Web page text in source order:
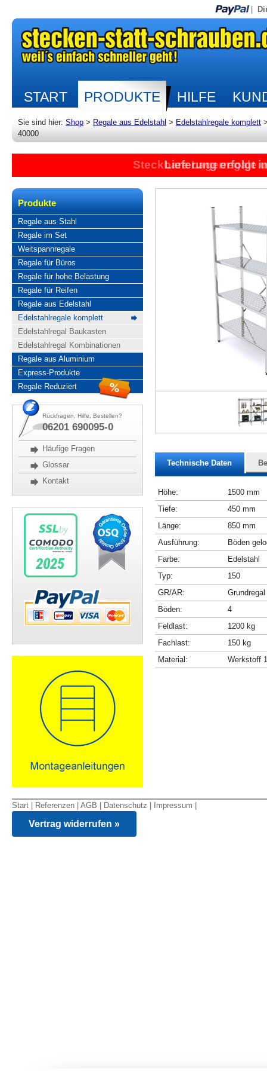
START PRODUKTE HILFE
Sie sind hier: Shop > Regale aus Edelstahl > Edelstahlregale komplett
40000
Steckbare Lagerregale
Lieferung erfolgt
Produkte
Regale aus Stahl
Regale im Set
Weitspannregale
Regale für Büros
Regale für hohe Belastung
Regale für Reifen
Regale aus Edelstahl
Edelstahlregale komplett
Edelstahlregal Baukasten
Edelstahlregal Kombinationen
Regale aus Aluminium
Express-Produkte
Regale Reduziert
Rückfragen, Hilfe, Bestellen?
06201 690095-0
Häufige Fragen
Glossar
Kontakt
Technische Daten
Höhe:
1500 mm
Tiefe:
450 mm
Länge:
850 mm
Ausführung:
Böden
Farbe:
Edelstahl
Typ:
150
GR/AR:
Grundregal
Böden:
4
Feldlast:
1200 kg
Fachlast:
150 kg
Material:
Werkstoff
Start Referenzen AGB Datenschutz Impressum
Vertrag widerrufen »